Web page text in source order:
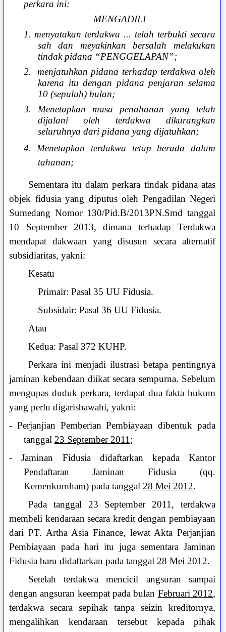
perkara ini:
MENGADILI
1. menyatakan terdakwa ... telah terbukti secara
sah dan meyakinkan bersalah melakukan
tindak pidana “PENGGELAPAN”;
2. menjatuhkan pidana terhadap terdakwa oleh
karena itu dengan pidana penjaran selama
10 (sepuluh) bulan;
3. Menetapkan masa penahanan yang telah
dijalani oleh terdakwa dikurangkan
seluruhnya dari pidana yang dijatuhkan;
4. Menetapkan terdakwa tetap berada dalam
tahanan;
Sementara itu dalam perkara tindak pidana atas
objek fidusia yang diputus oleh Pengadilan Negeri
Sumedang Nomor 130/Pid.B/2013PN.Smd tanggal
10 September 2013, dimana terhadap Terdakwa
mendapat dakwaan yang disusun secara alternatif
subsidiaritas, yakni:
Kesatu
Primair: Pasal 35 UU Fidusia.
Subsidair: Pasal 36 UU Fidusia.
Atau
Kedua: Pasal 372 KUHP.
Perkara ini menjadi ilustrasi betapa pentingnya
jaminan kebendaan diikat secara sempurna. Sebelum
mengupas duduk perkara, terdapat dua fakta hukum
yang perlu digarisbawahi, yakni:
- Perjanjian Pemberian Pembiayaan dibentuk pada
tanggal 23 September 2011 ;
- Jaminan Fidusia didaftarkan kepada Kantor
Pendaftaran Jaminan Fidusia (qq.
Kemenkumham) pada tanggal 28 Mei 2012.
Pada tanggal 23 September 2011, terdakwa
membeli kendaraan secara kredit dengan pembiayaan
dari PT. Artha Asia Finance, lewat Akta Perjanjian
Pembiayaan pada hari itu juga sementara Jaminan
Fidusia baru didaftarkan pada tanggal 28 Mei 2012.
Setelah terdakwa mencicil angsuran sampai
dengan angsuran keempat pada bulan Februari 2012,
terdakwa secara sepihak tanpa seizin kreditornya,
mengalihkan kendaraan tersebut kepada pihak